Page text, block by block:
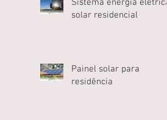
Sistema energia elétrica
solar residencial
Painel solar para
residência